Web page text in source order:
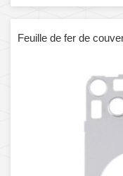
Feuille de fer de